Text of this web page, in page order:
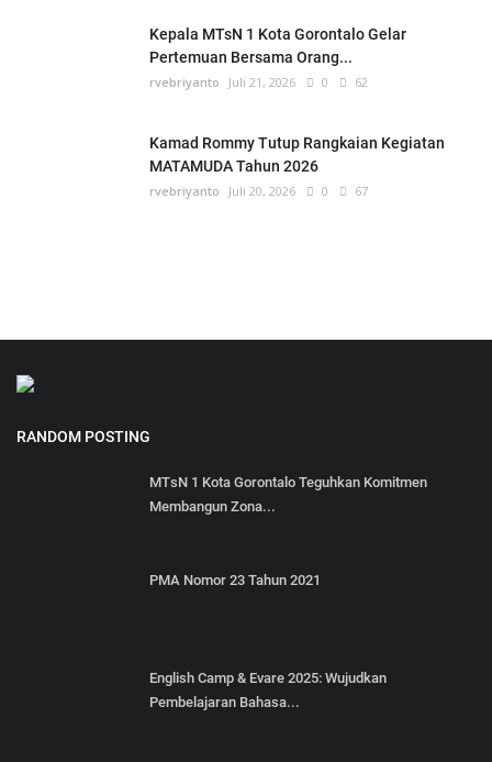
Kepala MTsN 1 Kota Gorontalo Gelar
Pertemuan Bersama Orang...
rvebriyanto Juli 21, 2026 0 62
Kamad Rommy Tutup Rangkaian Kegiatan
MATAMUDA Tahun 2026
rvebriyanto Juli 20, 2026 0 67
RANDOM POSTING
MTsN 1 Kota Gorontalo Teguhkan Komitmen
Membangun Zona...
PMA Nomor 23 Tahun 2021
English Camp & Evare 2025: Wujudkan
Pembelajaran Bahasa...